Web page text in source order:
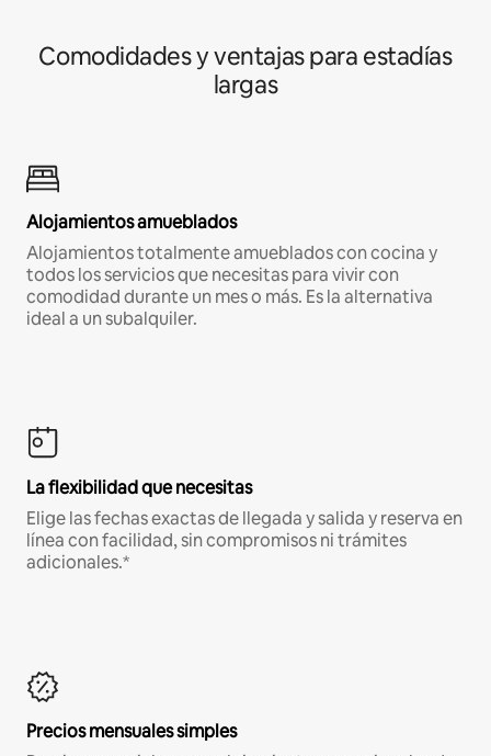
Comodidades y ventajas para estadías
largas
Alojamientos amueblados
Alojamientos totalmente amueblados con cocina y
todos los servicios que necesitas para vivir con
comodidad durante un mes o más. Es la alternativa
ideal a un subalquiler.
La flexibilidad que necesitas
Elige las fechas exactas de llegada y salida y reserva en
línea con facilidad, sin compromisos ni trámites
adicionales.*
Precios mensuales simples